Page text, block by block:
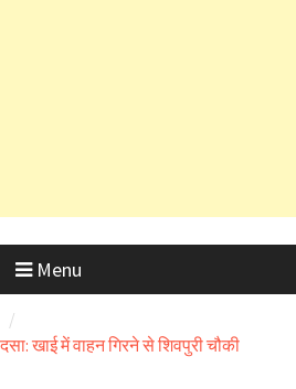
Menu
खाई में वाहन गिरने से शिवपुरी चौकी